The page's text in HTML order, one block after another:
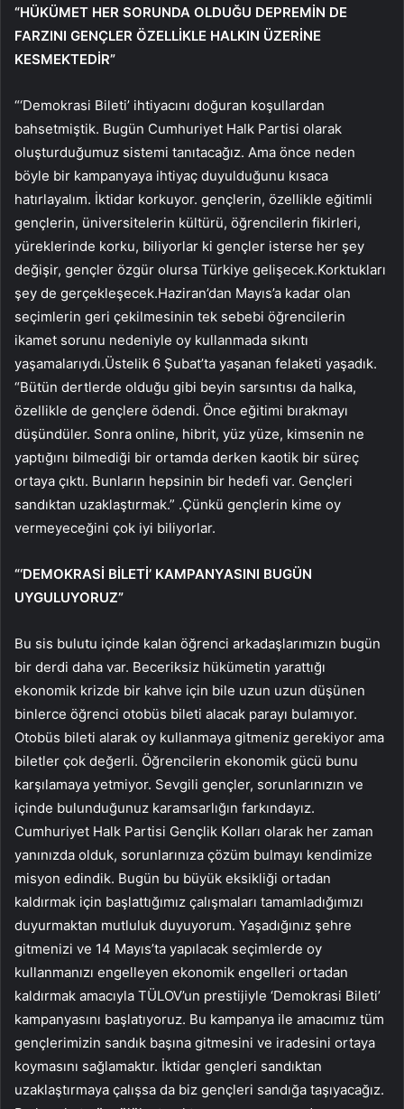
“HÜKÜMET HER SORUNDA OLDUĞU DEPREMİN DE
FARZINI GENÇLER ÖZELLİKLE HALKIN ÜZERİNE
KESMEKTEDİR”
“‘Demokrasi Bileti’ ihtiyacını doğuran koşullardan
bahsetmiştik. Bugün Cumhuriyet Halk Partisi olarak
oluşturduğumuz sistemi tanıtacağız. Ama önce neden
böyle bir kampanyaya ihtiyaç duyulduğunu kısaca
hatırlayalım. İktidar korkuyor. gençlerin, özellikle eğitimli
gençlerin, üniversitelerin kültürü, öğrencilerin fikirleri,
yüreklerinde korku, biliyorlar ki gençler isterse her şey
değişir, gençler özgür olursa Türkiye gelişecek.Korktukları
şey de gerçekleşecek.Haziran’dan Mayıs’a kadar olan
seçimlerin geri çekilmesinin tek sebebi öğrencilerin
ikamet sorunu nedeniyle oy kullanmada sıkıntı
yaşamalarıydı.Üstelik 6 Şubat’ta yaşanan felaketi yaşadık.
“Bütün dertlerde olduğu gibi beyin sarsıntısı da halka,
özellikle de gençlere ödendi. Önce eğitimi bırakmayı
düşündüler. Sonra online, hibrit, yüz yüze, kimsenin ne
yaptığını bilmediği bir ortamda derken kaotik bir süreç
ortaya çıktı. Bunların hepsinin bir hedefi var. Gençleri
sandıktan uzaklaştırmak.” .Çünkü gençlerin kime oy
vermeyeceğini çok iyi biliyorlar.
“‘DEMOKRASİ BİLETİ’ KAMPANYASINI BUGÜN
UYGULUYORUZ”
Bu sis bulutu içinde kalan öğrenci arkadaşlarımızın bugün
bir derdi daha var. Beceriksiz hükümetin yarattığı
ekonomik krizde bir kahve için bile uzun uzun düşünen
binlerce öğrenci otobüs bileti alacak parayı bulamıyor.
Otobüs bileti alarak oy kullanmaya gitmeniz gerekiyor ama
biletler çok değerli. Öğrencilerin ekonomik gücü bunu
karşılamaya yetmiyor. Sevgili gençler, sorunlarınızın ve
içinde bulunduğunuz karamsarlığın farkındayız.
Cumhuriyet Halk Partisi Gençlik Kolları olarak her zaman
yanınızda olduk, sorunlarınıza çözüm bulmayı kendimize
misyon edindik. Bugün bu büyük eksikliği ortadan
kaldırmak için başlattığımız çalışmaları tamamladığımızı
duyurmaktan mutluluk duyuyorum. Yaşadığınız şehre
gitmenizi ve 14 Mayıs’ta yapılacak seçimlerde oy
kullanmanızı engelleyen ekonomik engelleri ortadan
kaldırmak amacıyla TÜLOV’un prestijiyle ‘Demokrasi Bileti’
kampanyasını başlatıyoruz. Bu kampanya ile amacımız tüm
gençlerimizin sandık başına gitmesini ve iradesini ortaya
koymasını sağlamaktır. İktidar gençleri sandıktan
uzaklaştırmaya çalışsa da biz gençleri sandığa taşıyacağız.